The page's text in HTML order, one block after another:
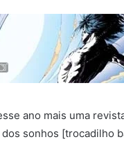
ano mais uma
sonhos [trocadilho